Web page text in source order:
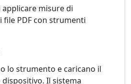
applicare misure di
file PDF con strumenti
lo strumento e caricano il
Il sistema